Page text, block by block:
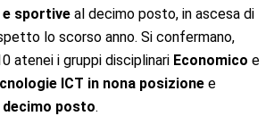
sportive al decimo posto, in ascesa di
lo scorso anno. Si confermano,
atenei i gruppi disciplinari Economico e
ICT in nona posizione e
posto.